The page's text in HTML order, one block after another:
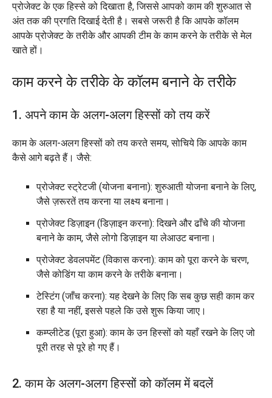
प्रोजेक्ट के एक हिस्से को दिखाता है, जिससे आपको काम की शुरुआत से
अंत तक की प्रगति दिखाई देती है। सबसे जरूरी है कि आपके कॉलम
आपके प्रोजेक्ट के तरीके और आपकी टीम के काम करने के तरीके से मेल
खाते हों।
काम करने के तरीके के कॉलम बनाने के तरीके
1. अपने काम के अलग-अलग हिस्सों को तय करें
काम के अलग-अलग हिस्सों को तय करते समय, सोचिये कि आपके काम
कैसे आगे बढ़ते हैं। जैसे:
प्रोजेक्ट स्ट्रेटजी (योजना बनाना): शुरुआती योजना बनाने के लिए,
जैसे ज़रूरतें तय करना या लक्ष्य बनाना।
प्रोजेक्ट डिज़ाइन (डिज़ाइन करना): दिखने और ढाँचे की योजना
बनाने के काम, जैसे लोगो डिज़ाइन या लेआउट बनाना।
प्रोजेक्ट डेवलपमेंट (विकास करना): काम को पूरा करने के चरण,
जैसे कोडिंग या काम करने के तरीके बनाना।
टेस्टिंग (जाँच करना): यह देखने के लिए कि सब कुछ सही काम कर
रहा है या नहीं, इससे पहले कि उसे शुरू किया जाए।
कम्प्लीटेड (पूरा हुआ): काम के उन हिस्सों को यहाँ रखने के लिए जो
पूरी तरह से पूरे हो गए हैं।
2. काम के अलग-अलग हिस्सों को कॉलम में बदलें